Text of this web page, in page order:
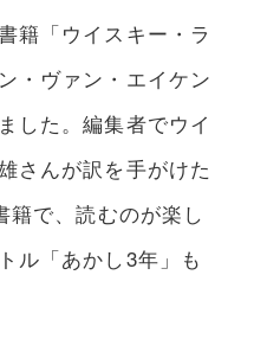
籍「ウイスキー・ラ
・ヴァン・エイケン
した。編集者でウイ
さんが訳を手がけた
籍で、読むのが楽し
ル「あかし3年」も